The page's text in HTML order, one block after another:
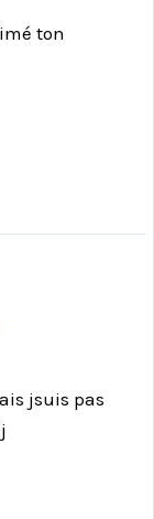
ton
jsuis pas